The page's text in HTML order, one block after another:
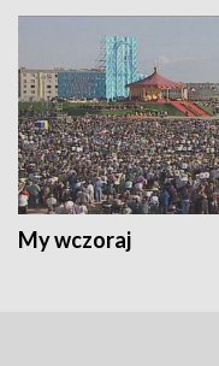
My wczoraj